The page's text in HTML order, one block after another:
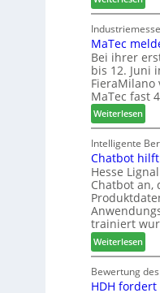
e
I
t
a
l
i
e
n
s
i
n
t
e
g
r
i
e
r
t
e
s
S
y
s
t
e
m
W
e
C
a
r
e
-
A
k
t
i
o
n
s
w
o
c
h
e
n
MaTec
Bei ihrer
bis 12. Juni
FieraMilano
MaTec fast
Weiterlesen:
M
a
T
e
c
m
e
l
d
e
t
B
Intelligente
Chatbot
Hesse
Chatbot an,
trainiert
Weiterlesen:
C
h
a
Bewertung
HDH